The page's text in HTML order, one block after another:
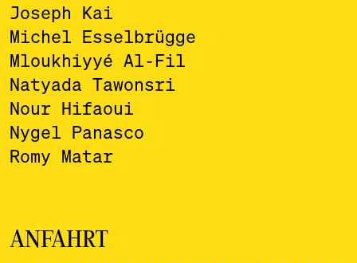
Joseph Kai
Michel Esselbrügge
Mloukhiyyé Al-Fil
Natyada Tawonsri
Nour Hifaoui
Nygel Panasco
Romy Matar
ANFAHRT